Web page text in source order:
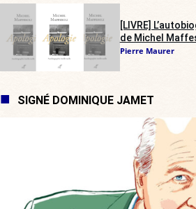
[LIVRE]
de Michel
Pierre Maurer
SIGNÉ DOMINIQUE JAMET